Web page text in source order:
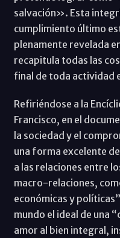
salvación». Esta
cumplimiento último
plenamente revelada
recapitula todas las
final de toda actividad
Refiriéndose a la
Francisco, en el
la sociedad y el
una forma excelente
a las relaciones entre
macro-relaciones,
económicas y
mundo el ideal de una
amor al bien integral,